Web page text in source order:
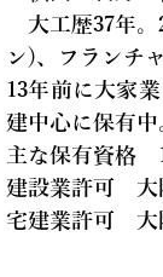
大工歴37年
ン)、フランチ
13年前に大家
建中心に保有
主な保有資格
建設業許可　
宅建業許可　